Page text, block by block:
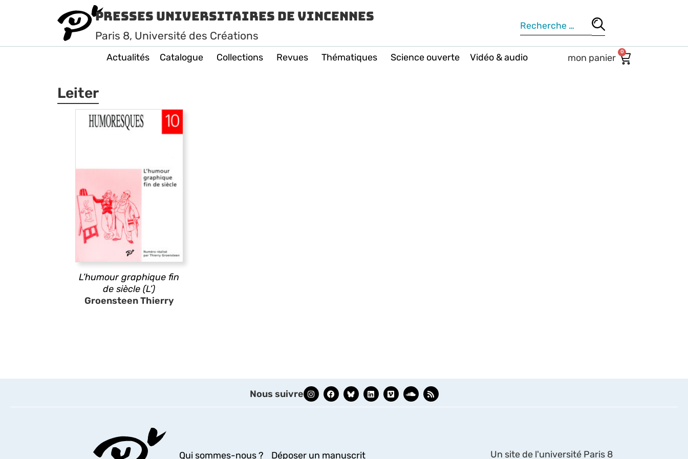
Presses Universitaires de Vincennes
Paris 8, Université des Créations
Actualités Catalogue Collections Revues Thématiques Science ouverte Vidéo & audio 0
Leiter
L’humour graphique fin
de siècle (L’)
Groensteen Thierry
Nous suivre
Qui sommes-nous ? Déposer un manuscrit Un site de l'université Paris 8